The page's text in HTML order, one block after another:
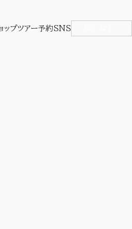
ップツアー予約SNS